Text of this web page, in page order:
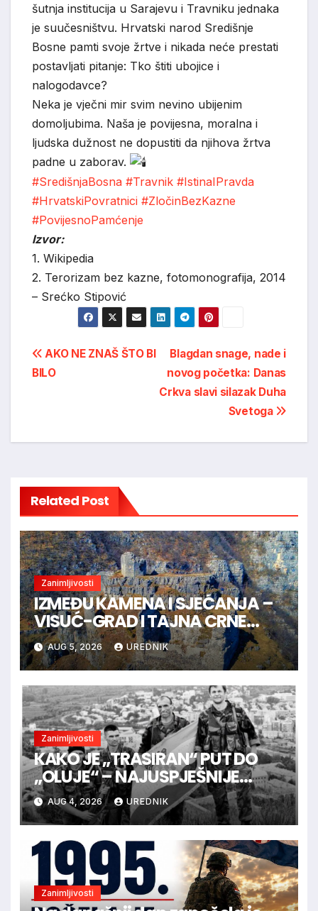
šutnja institucija u Sarajevu i Travniku jednaka
je suučesništvu. Hrvatski narod Središnje
Bosne pamti svoje žrtve i nikada neće prestati
postavljati pitanje: Tko štiti ubojice i
nalogodavce?
Neka je vječni mir svim nevino ubijenim
domoljubima. Naša je povijesna, moralna i
ljudska dužnost ne dopustiti da njihova žrtva
padne u zaborav.
#SredišnjaBosna #Travnik #IstinaIPravda
#HrvatskiPovratnici #ZločinBezKazne
#PovijesnoPamćenje
Izvor:
1. Wikipedia
2. Terorizam bez kazne, fotomonografija, 2014
– Srećko Stipović
Post
navigation
Blagdan snage, nade i
novog početka: Danas
Crkva slavi silazak Duha
Svetoga
AKO NE ZNAŠ ŠTO BI
BILO
Related Post
Zanimljivosti
IZMEĐU KAMENA I SJEĆANJA –
VISUĆ-GRAD I TAJNA CRNE
KRALJICE
AUG 5, 2026 UREDNIK
Zanimljivosti
KAKO JE „TRASIRAN“ PUT DO
„OLUJE“ – NAJUSPJEŠNIJE
VOJNE OPERACIJE U
HRVATSKOJ POVIJESTI
AUG 4, 2026 UREDNIK
Zanimljivosti